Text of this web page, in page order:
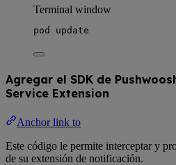
Terminal window
pod update
Agregar el SDK de
Service Extension
Anchor link to
Este código le permite interceptar y
de su extensión de notificación.